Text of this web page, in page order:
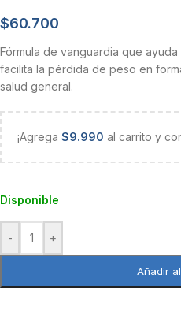
$60.700
Fórmula de vanguardia que
facilita la pérdida de peso en
salud general.
¡Agrega $9.990 al carrito y
Disponible
- +
Añadir